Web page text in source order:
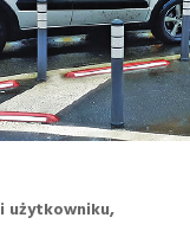
użytkowniku,
ograniczników